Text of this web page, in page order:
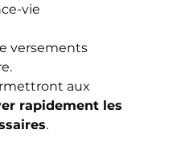
vie
versements
aux
rapidement les
.